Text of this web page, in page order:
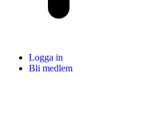
Logga in
Bli medlem